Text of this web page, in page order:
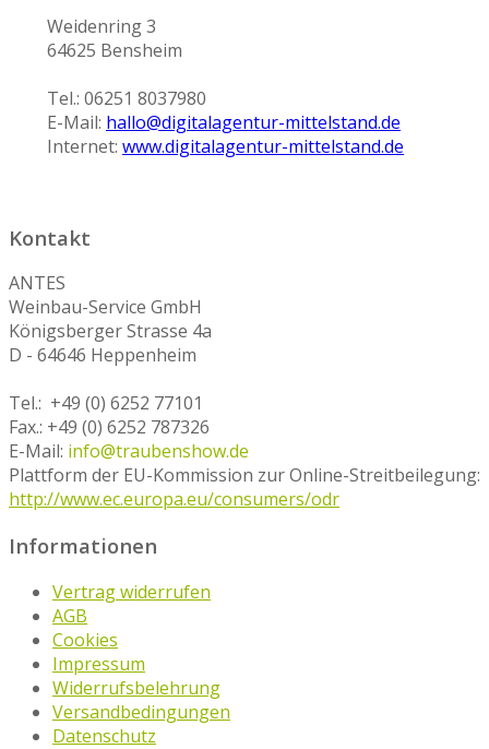
Weidenring 3
64625 Bensheim
Tel.: 06251 8037980
E-Mail: hallo@digitalagentur-mittelstand.de
Internet: www.digitalagentur-mittelstand.de
Kontakt
ANTES
Weinbau-Service GmbH
Königsberger Strasse 4a
D - 64646 Heppenheim
Tel.: +49 (0) 6252 77101
Fax.: +49 (0) 6252 787326
E-Mail: info@traubenshow.de
Plattform der EU-Kommission zur Online-Streitbeilegung:
http://www.ec.europa.eu/consumers/odr
Informationen
Vertrag widerrufen
AGB
Cookies
Impressum
Widerrufsbelehrung
Versandbedingungen
Datenschutz